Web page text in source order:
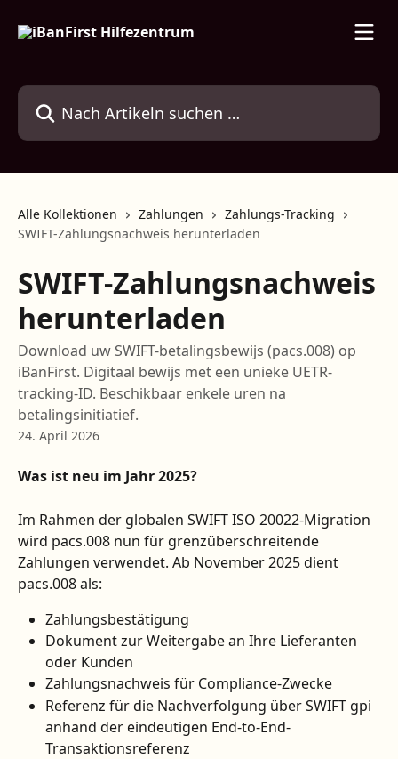
Nach Artikeln suchen …
Alle Kollektionen Zahlungen
Zahlungs-Tracking
SWIFT-Zahlungsnachweis herunterladen
SWIFT-Zahlungsnachweis
herunterladen
Download uw SWIFT-betalingsbewijs (pacs.008) op
iBanFirst. Digitaal bewijs met een unieke UETR-
tracking-ID. Beschikbaar enkele uren na
betalingsinitiatief.
24. April 2026
Was ist neu im Jahr 2025?
Im Rahmen der globalen SWIFT ISO 20022-Migration
wird pacs.008 nun für grenzüberschreitende
Zahlungen verwendet. Ab November 2025 dient
pacs.008 als:
Zahlungsbestätigung
Dokument zur Weitergabe an Ihre Lieferanten
oder Kunden
Zahlungsnachweis für Compliance-Zwecke
Referenz für die Nachverfolgung über SWIFT gpi
anhand der eindeutigen End-to-End-
Transaktionsreferenz